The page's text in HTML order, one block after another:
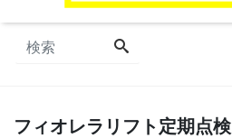
フィオレラリフト定期点検